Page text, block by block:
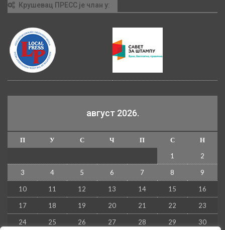
Крушевац ПРЕСС је члан у:
август 2026.
П У С Ч П С
Н
1
2
3 4 5 6 7 8 9
10 11 12 13 14 15 16
17 18 19 20 21 22 23
24 25 26 27 28 29 30